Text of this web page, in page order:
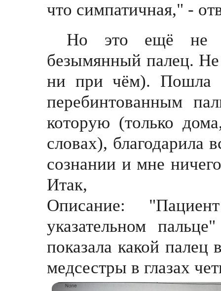
что симпатичная," -
Но это ещё не
безымянный палец.
ни при чём). Пошла
перебинтованным
которую (только
словах), благодарила
сознании и мне
Итак,
Описание:
указательном
показала какой палец
медсестры в глазах